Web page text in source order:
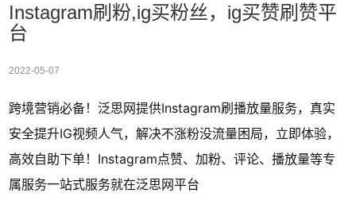
Instagram刷粉,ig买粉丝，ig买赞刷赞平
台
2022-05-07
跨境营销必备！泛思网提供Instagram刷播放量服务，真实
安全提升IG视频人气，解决不涨粉没流量困局，立即体验，
高效自助下单！ ​Instagram点赞、加粉、评论、播放量等专
属服务一站式服务就在泛思网平台